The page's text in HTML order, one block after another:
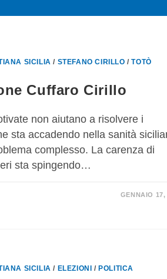
SICILIA / STEFANO CIRILLO /TOTÒ
Cuffaro Cirillo
non aiutano a risolvere i
sta accadendo nella sanità
complesso. La carenza di
sta spingendo…
GENNAIO 17,
SICILIA / ELEZIONI /POLITICA